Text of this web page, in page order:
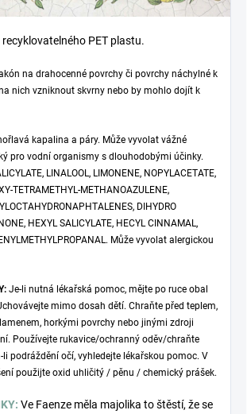
PET plastu.
na drahocenné povrchy či povrchy náchylné k
nich vzniknout skvrny nebo by mohlo dojít k
kapalina a páry. Může vyvolat vážné
pro vodní organismy s dlouhodobými účinky.
LINALOOL, LIMONENE, NOPYLACETATE,
TETRAMETHYL-METHANOAZULENE,
DIHYDRO
HEXYL SALICYLATE, HECYL CINNAMAL,
Může vyvolat alergickou
Je-li nutná lékařská pomoc, mějte po ruce obal
mimo dosah dětí. Chraňte před teplem,
horkými povrchy nebo jinými zdroji
Používejte rukavice/ochranný oděv/chraňte
podráždění očí, vyhledejte lékařskou pomoc. V
použijte oxid uhličitý / pěnu / chemický prášek.
Ve Faenze měla majolika to štěstí, že se